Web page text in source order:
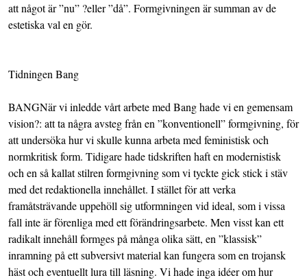
att något är ”nu” ?eller ”då”. Formgivningen är summan av de
estetiska val en gör.
Tidningen Bang
BANGNär vi inledde vårt arbete med Bang hade vi en gemensam
vision?: att ta några avsteg från en ”konventionell” formgivning, för
att undersöka hur vi skulle kunna arbeta med feministisk och
normkritisk form. Tidigare hade tidskriften haft en modernistisk
och en så kallat stilren formgivning som vi tyckte gick stick i stäv
med det redaktionella innehållet. I stället för att verka
framåtsträvande uppehöll sig utformningen vid ideal, som i vissa
fall inte är förenliga med ett förändringsarbete. Men visst kan ett
radikalt innehåll formges på många olika sätt, en ”klassisk”
inramning på ett subversivt material kan fungera som en trojansk
häst och eventuellt lura till läsning. Vi hade inga idéer om hur